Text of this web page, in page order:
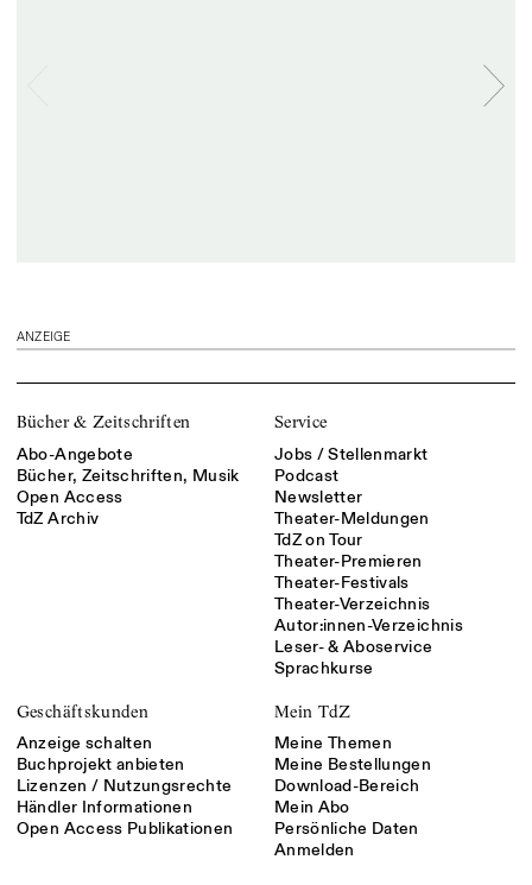
ANZEIGE
Bücher & Zeitschriften
Abo-Angebote
Bücher, Zeitschriften, Musik
Open Access
TdZ Archiv
Service
Jobs / Stellenmarkt
Podcast
Newsletter
Theater-Meldungen
TdZ on Tour
Theater-Premieren
Theater-Festivals
Theater-Verzeichnis
Autor:innen-Verzeichnis
Leser- & Aboservice
Sprachkurse
Geschäftskunden
Anzeige schalten
Buchprojekt anbieten
Lizenzen / Nutzungsrechte
Händler Informationen
Open Access Publikationen
Mein TdZ
Meine Themen
Meine Bestellungen
Download-Bereich
Mein Abo
Persönliche Daten
Anmelden